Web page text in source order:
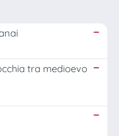
tra medioevo